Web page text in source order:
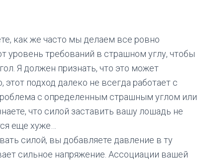
как же часто мы делаем все ровно
требований в страшном углу, чтобы
Я должен признать, что это может
подход далеко не всегда работает с
с определенным страшным углом или
что силой заставить вашу лошадь не
еще хуже…
силой, вы добавляете давление в ту
сильное напряжение. Ассоциации вашей